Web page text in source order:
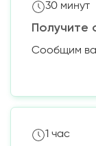
30 минут
Получите
Сообщим
1 час